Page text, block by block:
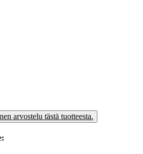
arvostelu tästä tuotteesta.